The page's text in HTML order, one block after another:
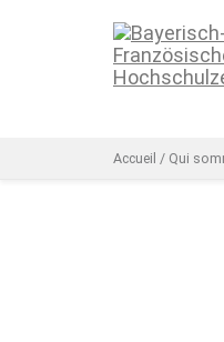
Accueil / Qui